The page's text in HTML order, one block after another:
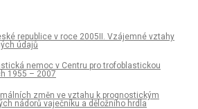
republice v roce 2005II. Vzájemné vztahy
údajů
nemoc v Centru pro trofoblastickou
1955 – 2007
změn ve vztahu k prognostickým
nádorů vaječníku a děložního hrdla